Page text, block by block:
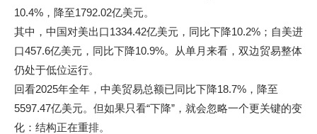
10.4%，降至1792.02亿美元。
其中，中国对美出口1334.42亿美元，同比下降10.2%；自美进
口457.6亿美元，同比下降10.9%。从单月来看，双边贸易整体
仍处于低位运行。
回看2025年全年，中美贸易总额已同比下降18.7%，降至
5597.47亿美元。但如果只看“下降”，就会忽略一个更关键的变
化：结构正在重排。